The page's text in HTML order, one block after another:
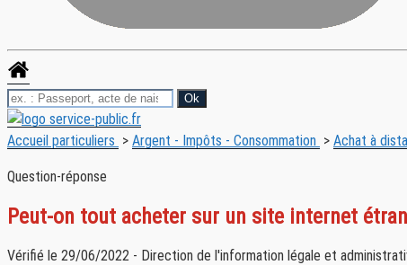
Accueil particuliers > Argent - Impôts - Consommation > Achat à
Question-réponse
Peut-on tout acheter sur un site internet
Vérifié le 29/06/2022 - Direction de l'information légale et